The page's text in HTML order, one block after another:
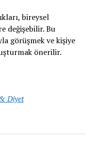
bireysel
değişebilir. Bu
görüşmek ve kişiye
önerilir.
Diyet